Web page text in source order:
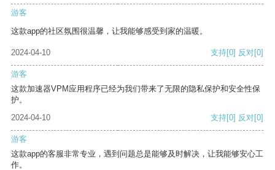
游客
这款app的社区氛围很温馨，让我能够感受到家的温暖。
2024-04-10 支持[0] 反对[0]
游客
这款加速器VPM应用程序已经为我们带来了无限的隐私保护和安全性保
护。
2024-04-10
支持[0] 反对[0]
游客
这款app的客服非常专业，遇到问题总是能够及时解决，让我能够安心工
作。